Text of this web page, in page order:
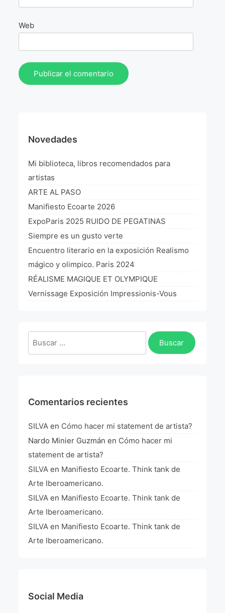
Web
Novedades
Mi biblioteca, libros recomendados para
artistas
ARTE AL PASO
Manifiesto Ecoarte 2026
ExpoParis 2025 RUIDO DE PEGATINAS
Siempre es un gusto verte
Encuentro literario en la exposición Realismo
mágico y olimpico. Paris 2024
RÉALISME MAGIQUE ET OLYMPIQUE
Vernissage Exposición Impressionis-Vous
Buscar:
Comentarios recientes
SILVA en Cómo hacer mi statement de artista?
Nardo Minier Guzmán en Cómo hacer mi
statement de artista?
SILVA en Manifiesto Ecoarte. Think tank de
Arte Iberoamericano.
SILVA en Manifiesto Ecoarte. Think tank de
Arte Iberoamericano.
SILVA en Manifiesto Ecoarte. Think tank de
Arte Iberoamericano.
Social Media